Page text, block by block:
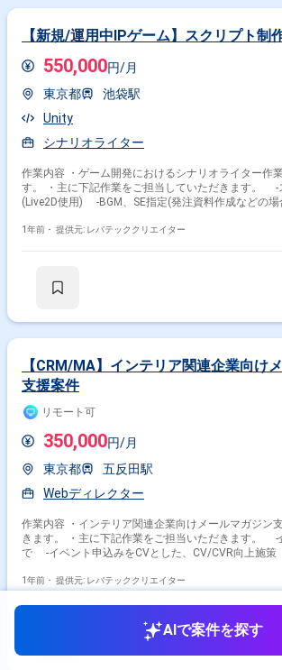
【新規/運用中IPゲーム】スクリプト制
550,000円/月
東京都
池袋駅
Unity
シナリオライター
作業内容 ・ゲーム開発におけるシナリオライター作
す。 ・主に下記作業をご担当していただきます。 -
(Live2D使用) -BGM、SE指定(発注資料作成などの
1年前・ 提供元: レバテッククリエイター
【CRM/MA】インテリア関連企業向け
支援案件
リモート可
350,000円/月
東京都
五反田駅
Webディレクター
作業内容 ・インテリア関連企業向けメールマガジン
きます。 ・主に下記作業をご担当いただきます。 ‐
で ‐イベント申込みをCVとした、CV/CVR向上施策
1年前・ 提供元: レバテッククリエイター
AIで案件を探す